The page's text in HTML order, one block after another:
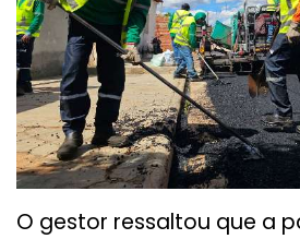
O gestor ressaltou que a